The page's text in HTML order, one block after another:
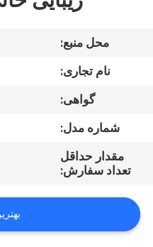
درباره
کارخانه
کنترل
کیفیت
محل منبع:
نام تجاری:
گواهی:
شماره مدل:
مقدار حداقل
تعداد سفارش: